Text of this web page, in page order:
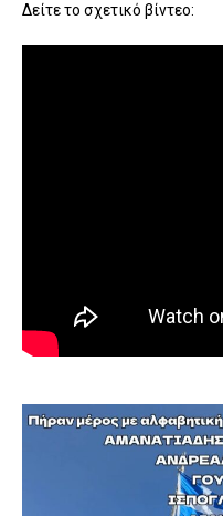
Δείτε το σχετικό βίντεο: